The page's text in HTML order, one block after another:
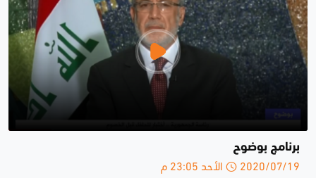
برنامج بوضوح
2020/07/19 الأحد 23:05 م